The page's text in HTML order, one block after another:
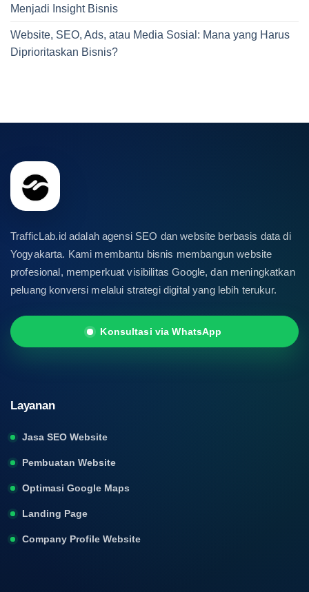
Menjadi Insight Bisnis
Website, SEO, Ads, atau Media Sosial: Mana yang Harus
Diprioritaskan Bisnis?
TrafficLab.id adalah agensi SEO dan website berbasis data di
Yogyakarta. Kami membantu bisnis membangun website
profesional, memperkuat visibilitas Google, dan meningkatkan
peluang konversi melalui strategi digital yang lebih terukur.
Konsultasi via WhatsApp
Layanan
Jasa SEO Website
Pembuatan Website
Optimasi Google Maps
Landing Page
Company Profile Website